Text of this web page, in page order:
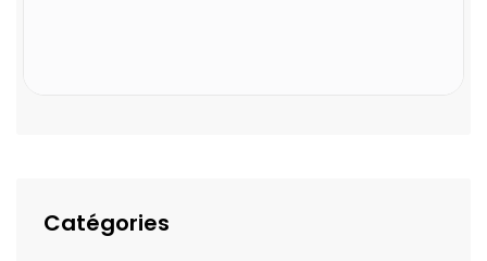
Catégories